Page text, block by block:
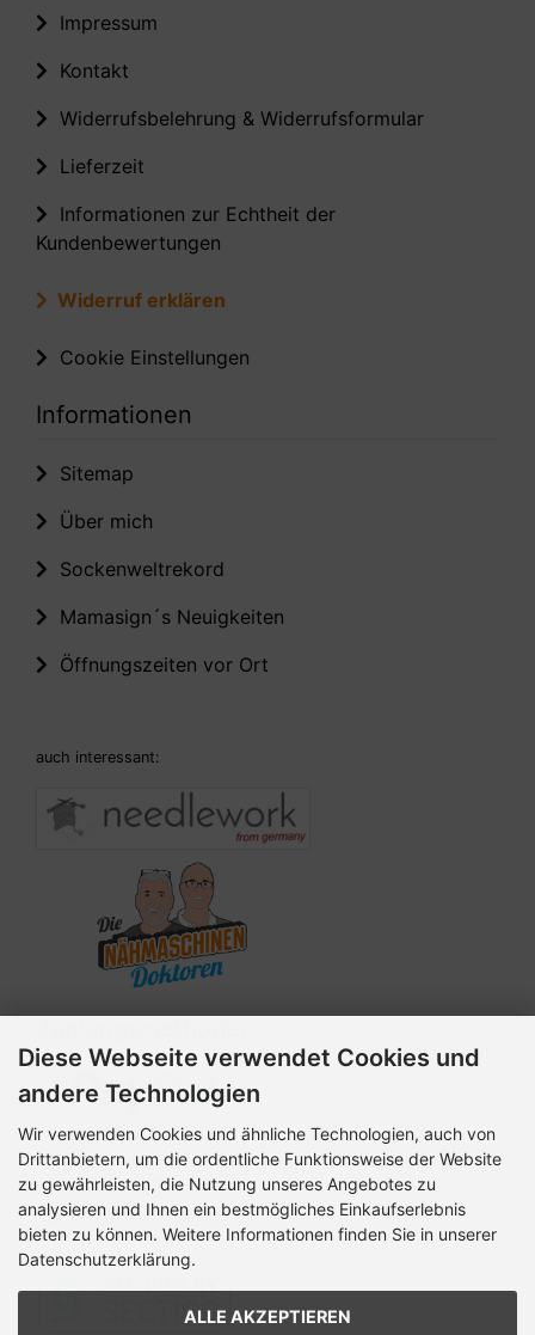
Impressum
Kontakt
Widerrufsbelehrung & Widerrufsformular
Lieferzeit
Informationen zur Echtheit der
Kundenbewertungen
Widerruf erklären
Cookie Einstellungen
Informationen
Sitemap
Über mich
Sockenweltrekord
Mamasign´s Neuigkeiten
Öffnungszeiten vor Ort
auch interessant:
Diese Webseite verwendet Cookies und
andere Technologien
Wir verwenden Cookies und ähnliche Technologien, auch von
Drittanbietern, um die ordentliche Funktionsweise der Website
zu gewährleisten, die Nutzung unseres Angebotes zu
analysieren und Ihnen ein bestmögliches Einkaufserlebnis
bieten zu können. Weitere Informationen finden Sie in unserer
Datenschutzerklärung.
ALLE AKZEPTIEREN